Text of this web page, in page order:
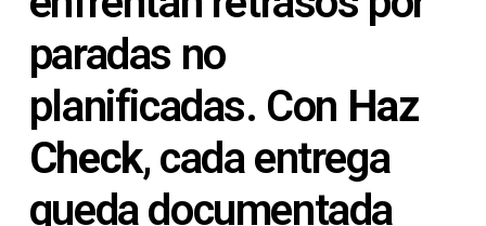
paradas no
planificadas. Con Haz
Check, cada entrega
queda documentada